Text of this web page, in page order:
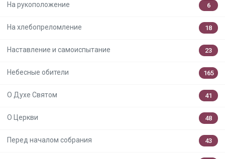
На рукоположение 6
На хлебопреломление 18
Наставление и самоиспытание 23
Небесные обители 165
О Духе Святом 41
О Церкви 48
Перед началом собрания 43